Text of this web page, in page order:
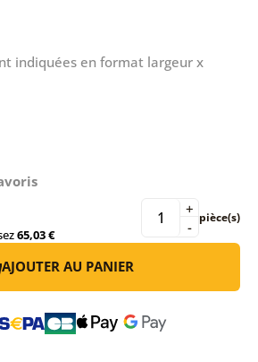
indiquées en format largeur x
65,03 € -
+ pièce(s)
AJOUTER AU PANIER